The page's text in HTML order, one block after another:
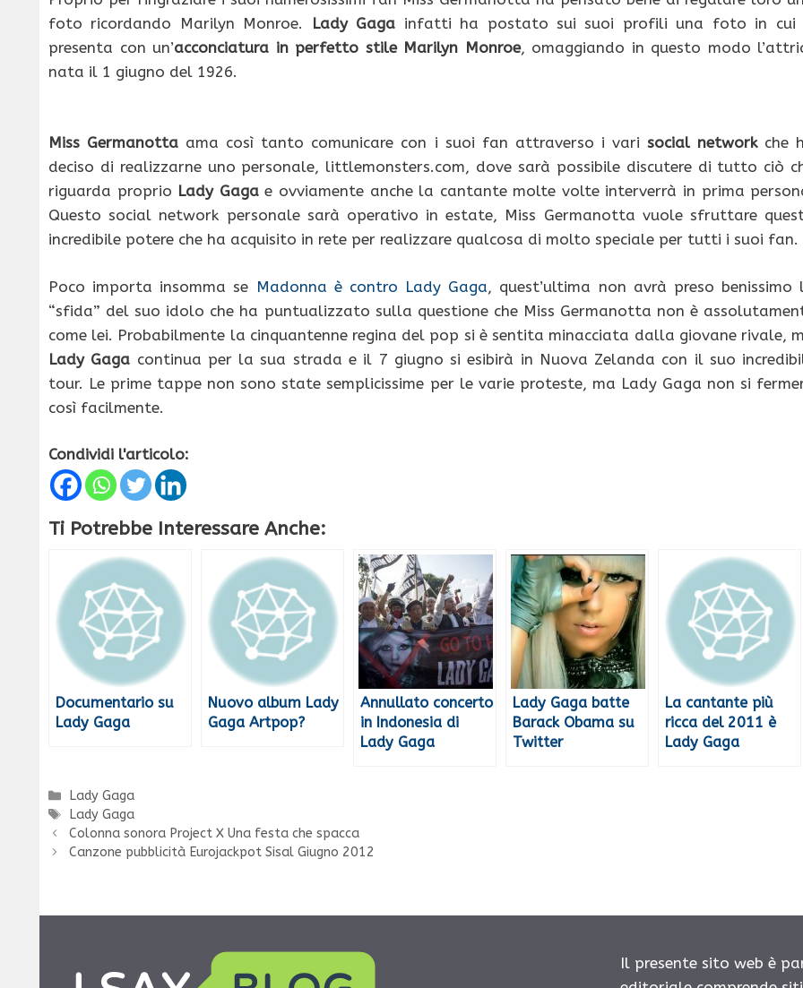
foto ricordando Marilyn Monroe.
Lady Gaga infatti ha postato sui suoi profili una foto in cui
presenta con un’acconciatura in perfetto stile Marilyn Monroe, omaggiando in questo modo
nata il 1 giugno del 1926.
Miss Germanotta ama così tanto comunicare con i suoi fan attraverso i vari social networkche
deciso di realizzarne uno personale, littlemonsters.com, dove sarà possibile discutere di tutto ciò
riguarda proprio Lady Gagae ovviamente anche la cantante molte volte interverrà in prima
Questo social network personale sarà operativo in estate, Miss Germanotta vuole sfruttare
incredibile potere che ha acquisito in rete per realizzare qualcosa di molto speciale per tutti i suoi fan.
Poco importa insomma se Madonna è contro Lady Gaga, quest’ultima non avrà preso benissimo
“sfida” del suo idolo che ha puntualizzato sulla questione che Miss Germanotta non è
come lei. Probabilmente la cinquantenne regina del pop si è sentita minacciata dalla giovane rivale,
Lady Gaga continua per la sua strada e il 7 giugno si esibirà in Nuova Zelanda con il suo
tour. Le prime tappe non sono state semplicissime per le varie proteste, ma Lady Gaga non si
così facilmente.
Condividi l'articolo:
Ti Potrebbe Interessare Anche:
Documentario su
Lady Gaga
Nuovo album Lady
Gaga Artpop?
Annullato concerto
in Indonesia di
Lady Gaga
Lady Gaga batte
Barack Obama su
Twitter
La cantante più
ricca del 2011 è
Lady Gaga
Categorie
Lady Gaga
Tag
Lady Gaga
Colonna sonora Project X Una festa che spacca
Canzone pubblicità Eurojackpot Sisal Giugno 2012
Il presente sito web è